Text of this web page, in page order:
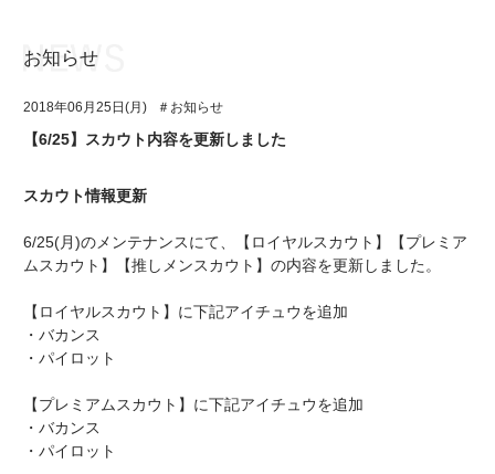
イベント・キャンペーン
ミュージック
グッズ・本
アプリゲーム
イベント・キャンペーン
ミュージック
ギャラリー
お知らせ
2018年06月25日(月) ＃お知らせ
【6/25】スカウト内容を更新しました
スカウト情報更新
6/25(月)のメンテナンスにて、【ロイヤルスカウト】【プレミア
ムスカウト】【推しメンスカウト】の内容を更新しました。
【ロイヤルスカウト】に下記アイチュウを追加
・バカンス
・パイロット
【プレミアムスカウト】に下記アイチュウを追加
・バカンス
・パイロット